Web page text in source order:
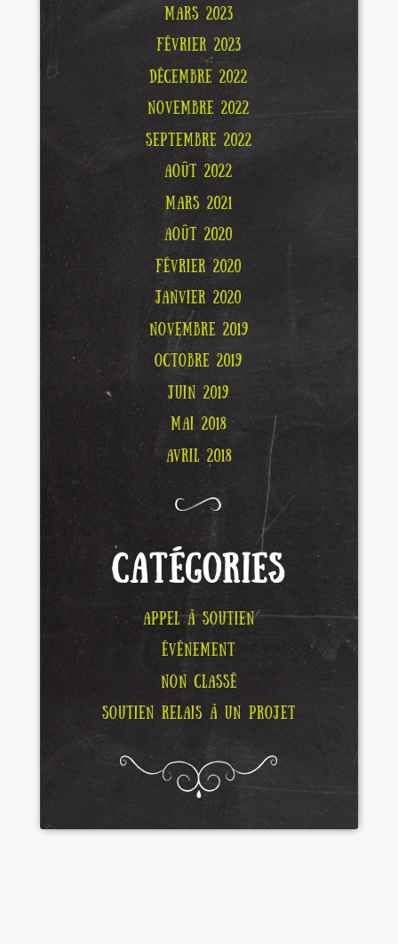
MARS 2023
FÉVRIER 2023
DÉCEMBRE 2022
NOVEMBRE 2022
SEPTEMBRE 2022
AOÛT 2022
MARS 2021
AOÛT 2020
FÉVRIER 2020
JANVIER 2020
NOVEMBRE 2019
OCTOBRE 2019
JUIN 2019
MAI 2018
AVRIL 2018
CATÉGORIES
APPEL À SOUTIEN
ÉVÉNEMENT
NON CLASSÉ
SOUTIEN RELAIS À UN PROJET